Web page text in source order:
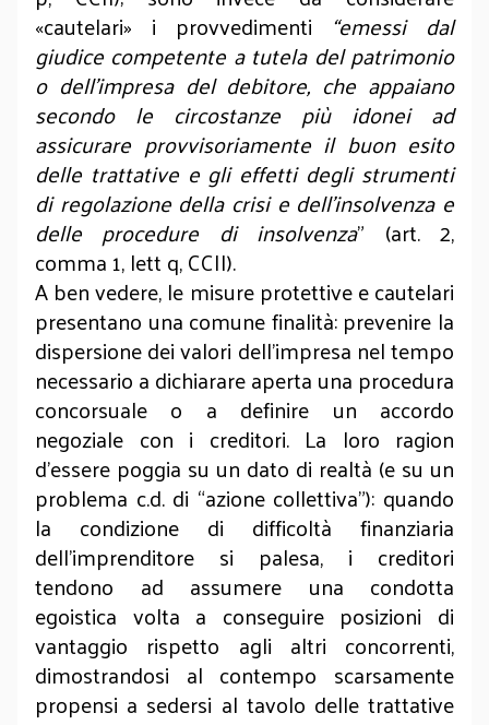
«cautelari» i provvedimenti “emessi dal
giudice competente a tutela del patrimonio
o dell'impresa del debitore, che appaiano
secondo le circostanze più idonei ad
assicurare provvisoriamente il buon esito
delle trattative e gli effetti degli strumenti
di regolazione della crisi e dell'insolvenza e
delle procedure di insolvenza” (art. 2,
comma 1, lett q, CCII).
A ben vedere, le misure protettive e cautelari
presentano una comune finalità: prevenire la
dispersione dei valori dell’impresa nel tempo
necessario a dichiarare aperta una procedura
concorsuale o a definire un accordo
negoziale con i creditori. La loro ragion
d’essere poggia su un dato di realtà (e su un
problema c.d. di “azione collettiva”): quando
la condizione di difficoltà finanziaria
dell’imprenditore si palesa, i creditori
tendono ad assumere una condotta
egoistica volta a conseguire posizioni di
vantaggio rispetto agli altri concorrenti,
dimostrandosi al contempo scarsamente
propensi a sedersi al tavolo delle trattative